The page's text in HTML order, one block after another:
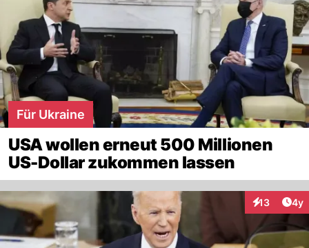
Für Ukraine
USA wollen erneut 500 Millionen
US-Dollar zukommen lassen
13 4y